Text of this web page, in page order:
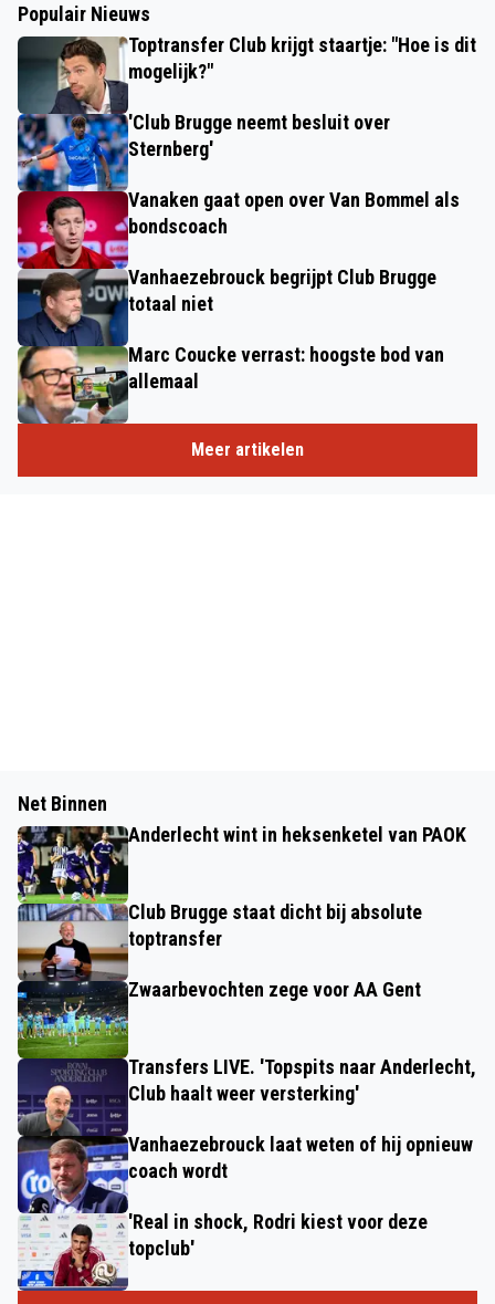
Populair Nieuws
Toptransfer Club krijgt staartje: "Hoe is dit
mogelijk?"
'Club Brugge neemt besluit over
Sternberg'
Vanaken gaat open over Van Bommel als
bondscoach
Vanhaezebrouck begrijpt Club Brugge
totaal niet
Marc Coucke verrast: hoogste bod van
allemaal
Meer artikelen
Net Binnen
Anderlecht wint in heksenketel van PAOK
Club Brugge staat dicht bij absolute
toptransfer
Zwaarbevochten zege voor AA Gent
Transfers LIVE. 'Topspits naar Anderlecht,
Club haalt weer versterking'
Vanhaezebrouck laat weten of hij opnieuw
coach wordt
'Real in shock, Rodri kiest voor deze
topclub'